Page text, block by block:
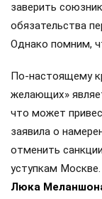
заверить
обязательства
Однако помним,
По-настоящему
желающих»
что может
заявила о
отменить
уступкам
Люка